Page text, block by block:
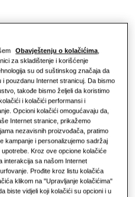
vazduha
i kako
funkcioniše?
SEKTOR
Obavještenju o kolačićima,
za skladištenje i korišćenje
su od suštinskog značaja da
pouzdanu Internet stranicuj. Da bismo
takođe bismo željeli da koristimo
i kolačići performansi i
Opcioni kolačići omogućavaju da,
Internet stranice, prikažemo
nezavisnih proizvođača, pratimo
kampanje i personalizujemo sadržaj
Kroz ove opcione kolačiće
interakcija sa našom Internet
Prođite kroz listu kolačića
klikom na "Upravljanje kolačićima"
biste vidjeli koji kolačići su opcioni i u